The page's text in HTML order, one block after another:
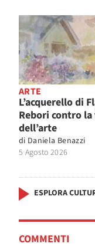
ARTE
L’acquerello di
Rebori contro
dell’arte
di Daniela Benazzi
5 Agosto 2026
ESPLORA
COMMENTI